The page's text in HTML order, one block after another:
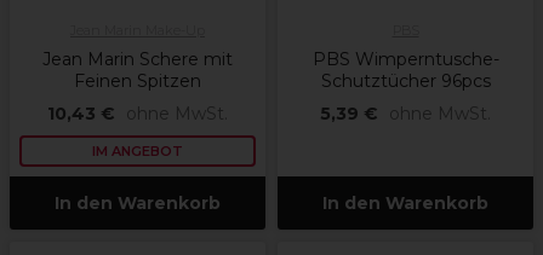
Jean Marin Schere mit
Feinen Spitzen
10,43 €
ohne MwSt.
IM ANGEBOT
In den Warenkorb
PBS Wimperntusche-
Schutztücher 96pcs
5,39 €
ohne MwSt.
In den Warenkorb